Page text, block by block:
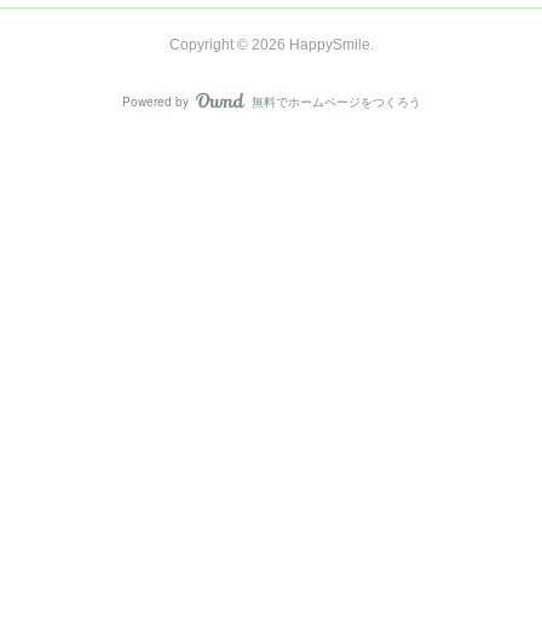
Copyright © 2026 HappySmile.
Powered by AmebaOwnd
無料でホームページをつくろう